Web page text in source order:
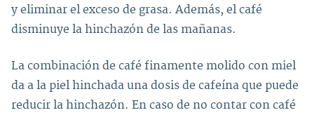
y eliminar el exceso de grasa. Además, el café
disminuye la hinchazón de las mañanas.
La combinación de café finamente molido con miel
da a la piel hinchada una dosis de cafeína que puede
reducir la hinchazón. En caso de no contar con café